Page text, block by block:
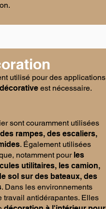
utilisé pour des applications
est nécessaire.
sont couramment utilisées
rampes, des escaliers,
. Également utilisées
notamment pour les
utilitaires, les camion,
sol sur des bateaux, des
. Dans les environnements
travail antidérapantes. Elles